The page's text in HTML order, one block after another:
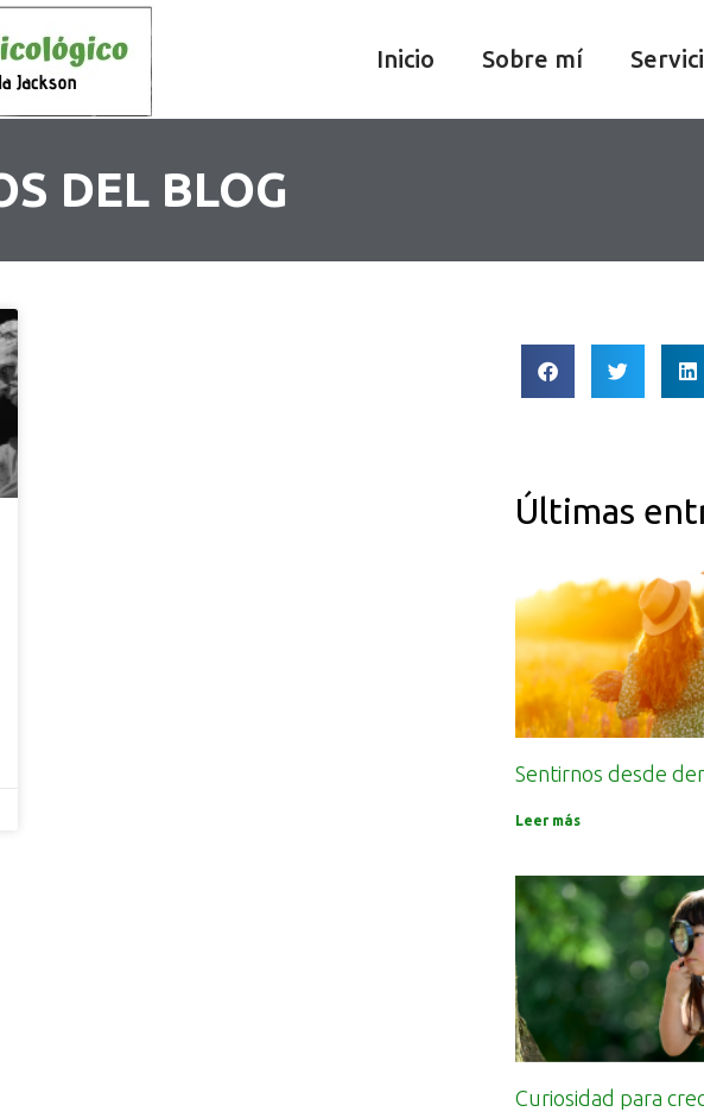
Inicio Sobre mí
DEL BLOG
Últimas
Sentirnos desde
Leer más
Curiosidad para